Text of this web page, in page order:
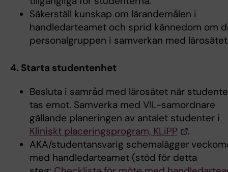
Säkerställ kunskap om lärandemålen i
handledarteamet och sprid kännedom om
personalgruppen i samverkan med
4. Starta studentenhet
Besluta i samråd med lärosätet när
tas emot. Samverka med VIL-samordnare
gällande planeringen av antalet studenter i
Kliniskt placeringsprogram, KLiPP
.
AKA/studentansvarig schemalägger
med handledarteamet (stöd för detta